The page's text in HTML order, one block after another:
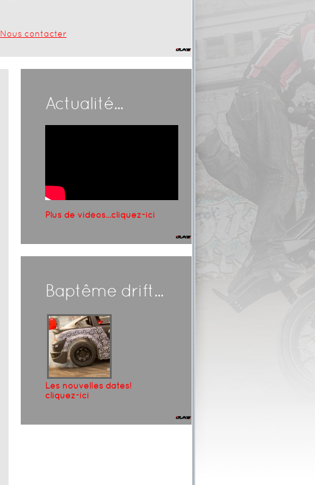
Nous contacter
Actualité...
Plus de vidéos...cliquez-ici
Baptême drift...
Les nouvelles dates!
cliquez-ici